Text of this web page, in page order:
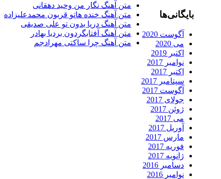
متن آهنگ نگار من وحید دهقانی
متن آهنگ خنده هاتو قربون محمدعلیزاده
متن آهنگ دریا بدون تو علی صدیقی
متن آهنگ آفتابگردون بردیا بهادر
متن آهنگ چرا ساکتی مهرادجم
بایگانی‌ها
آگوست 2020
می 2020
اکتبر 2019
نوامبر 2017
اکتبر 2017
سپتامبر 2017
آگوست 2017
جولای 2017
ژوئن 2017
می 2017
آوریل 2017
مارس 2017
فوریه 2017
ژانویه 2017
دسامبر 2016
نوامبر 2016